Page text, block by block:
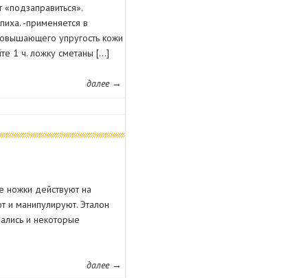
-применяется в
упругость кожи
1 ч. ложку сметаны […]
далее →
действуют на
и манипулируют. Эталон
и некоторые
далее →